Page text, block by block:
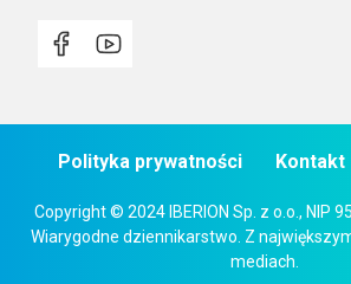
Copyright © 2024 IBERION Sp. z o.o., NIP
Wiarygodne dziennikarstwo. Z
mediach.
Polityka prywatności Kontakt